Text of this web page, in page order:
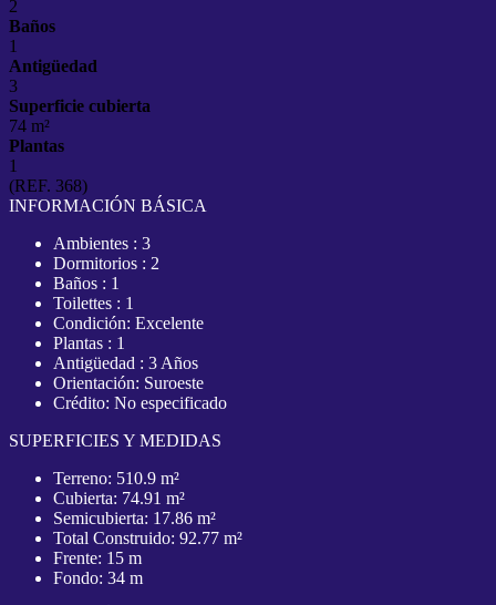
2
Baños
1
Antigüedad
3
Superficie cubierta
74 m²
Plantas
1
(REF. 368)
INFORMACIÓN BÁSICA
Ambientes : 3
Dormitorios : 2
Baños : 1
Toilettes : 1
Condición: Excelente
Plantas : 1
Antigüedad : 3 Años
Orientación: Suroeste
Crédito: No especificado
SUPERFICIES Y MEDIDAS
Terreno: 510.9 m²
Cubierta: 74.91 m²
Semicubierta: 17.86 m²
Total Construido: 92.77 m²
Frente: 15 m
Fondo: 34 m